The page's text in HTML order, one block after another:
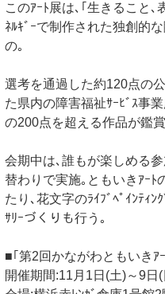
このｱｰﾄ展は､｢生きること､
ﾈﾙｷﾞｰで制作された独創的
の｡
選考を通過した約120点の
た県内の障害福祉ｻｰﾋﾞｽ事
の200点を超える作品が鑑
会期中は､誰もが楽しめる参
替わりで実施｡ともいきｱｰﾄ
たり､花文字のﾗｲﾌﾞﾍﾟｲﾝﾃｨﾝ
ｻﾘｰづくりも行う｡
■｢第2回かながわともいきｱ
開催期間:11月1日(土)～9